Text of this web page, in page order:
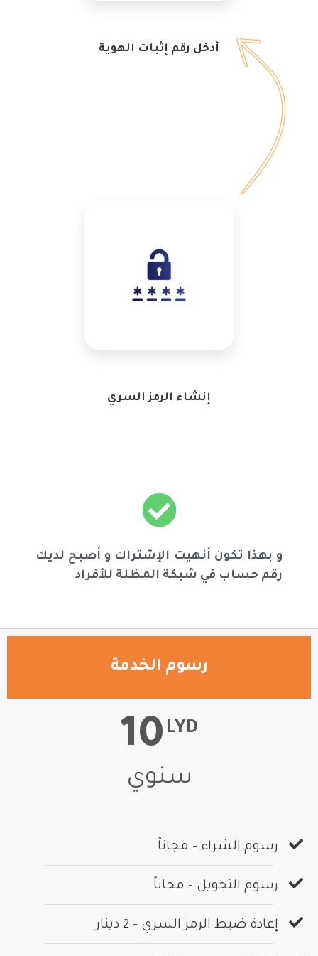
أدخل رقم إثبات الهوية
إنشاء الرمز السري
و بهذا تكون أنهيت الإشتراك و أصبح لديك
رقم حساب في شبكة المظلة للأفراد
رسوم الخدمة
LYD
10
سنوي
رسوم الشراء - مجاناً
رسوم التحويل - مجاناً
إعادة ضبط الرمز السري - 2 دينار